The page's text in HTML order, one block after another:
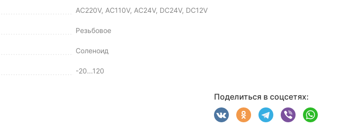
AC220V, AC110V, AC24V, DC24V, DC12V
Резьбовое
Соленоид
-20...120
Поделиться в соцсетях: